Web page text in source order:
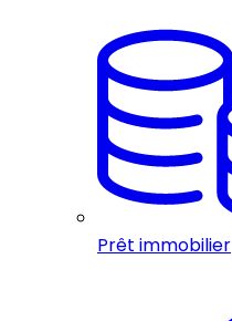
Prêt immobilier